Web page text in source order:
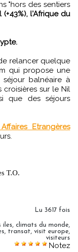
"hors des sentiers
l'Afrique du
relancer quelque
qui propose une
balnéaire à
croisières sur le Nil
que des séjours
Etrangères
T.O.
Lu 3617 fois
iles, climats du monde,
, transat, visit europe,
visiteurs
Notez